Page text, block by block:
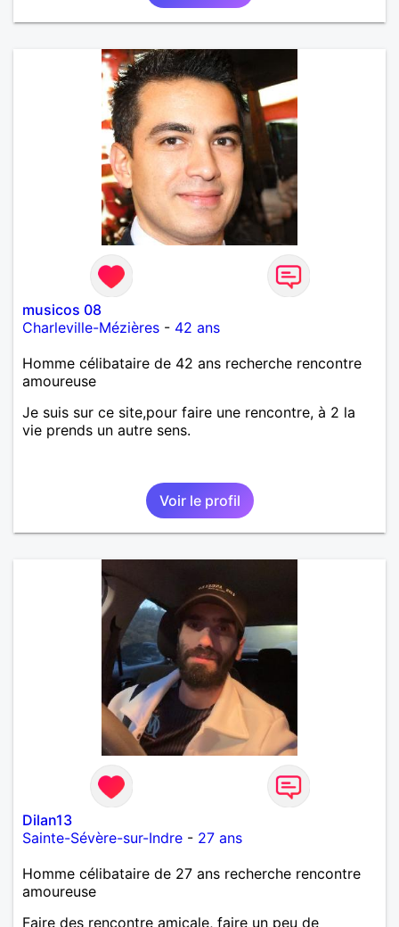
musicos 08
Charleville-Mézières - 42 ans
Homme célibataire de 42 ans recherche rencontre
amoureuse
Je suis sur ce site,pour faire une rencontre, à 2 la
vie prends un autre sens.
Voir le profil
Dilan13
Sainte-Sévère-sur-Indre - 27 ans
Homme célibataire de 27 ans recherche rencontre
amoureuse
Faire des rencontre amicale, faire un peu de